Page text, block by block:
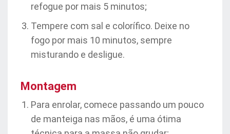
refogue por mais 5 minutos;
Tempere com sal e colorífico. Deixe no
fogo por mais 10 minutos, sempre
misturando e desligue.
Montagem
Para enrolar, comece passando um pouco
de manteiga nas mãos, é uma ótima